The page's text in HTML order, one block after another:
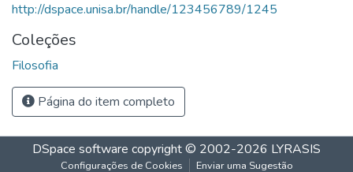
http://dspace.unisa.br/handle/123456789/1245
Coleções
Filosofia
Página do item completo
DSpace software copyright © 2002-2026 LYRASIS
Configurações de Cookies Enviar uma Sugestão